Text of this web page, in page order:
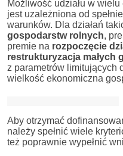
Możliwość udziału w
jest uzależniona od
warunków. Dla działań
gospodarstw rolnych,
premie na rozpoczęcie
restrukturyzacja małych
z parametrów limitujących
wielkość ekonomiczna
Aby otrzymać
należy spełnić wiele
też poprawnie wypełnić